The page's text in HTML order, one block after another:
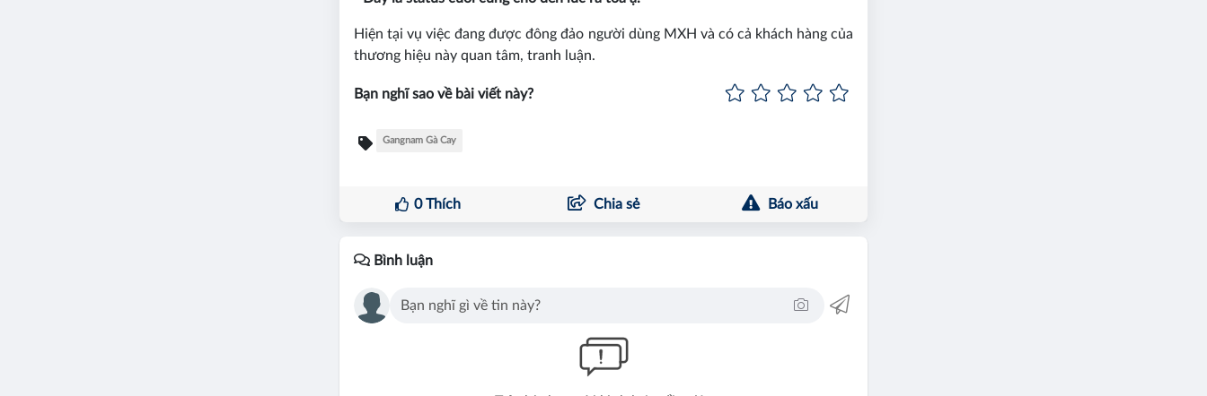
Hiện tại vụ việc đang được đông đảo người dùng MXH và có cả khách hàng của
thương hiệu này quan tâm, tranh luận.
Bạn nghĩ sao về bài viết này?
Gangnam Gà Cay
0Thích Chia sẻ Báo xấu
Bình luận